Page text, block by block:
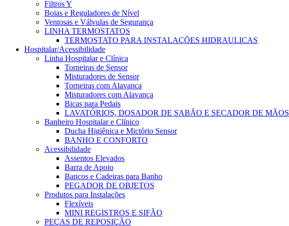
Filtros Y
Boias e Reguladores de Nível
Ventosas e Válvulas de Segurança
LINHA TERMOSTATOS
TERMOSTATO PARA INSTALAÇÕES HIDRAULICAS
Hospitalar/Acessibilidade
Linha Hospitalar e Clínica
Torneiras de Sensor
Misturadores de Sensor
Torneiras com Alavanca
Misturadores com Alavanca
Bicas para Pedais
LAVATÓRIOS, DOSADOR DE SABÃO E SECADOR DE MÃOS
Banheiro Hospitalar e Clínico
Ducha Higiênica e Mictório Sensor
BANHO E CONFORTO
Acessibilidade
Assentos Elevados
Barra de Apoio
Bancos e Cadeiras para Banho
PEGADOR DE OBJETOS
Produtos para Instalações
Flexíveis
MINI REGISTROS E SIFÃO
PEÇAS DE REPOSIÇÃO